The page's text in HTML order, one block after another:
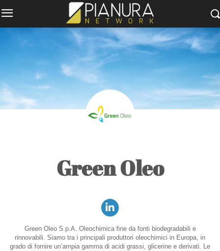
Green Oleo
Green Oleo S.p.A. Oleochimica fine da fonti biodegradabili e
rinnovabili. Siamo tra i principali produttori oleochimici in Europa, in
grado di fornire un’ampia gamma di acidi grassi, glicerine e derivati. Le